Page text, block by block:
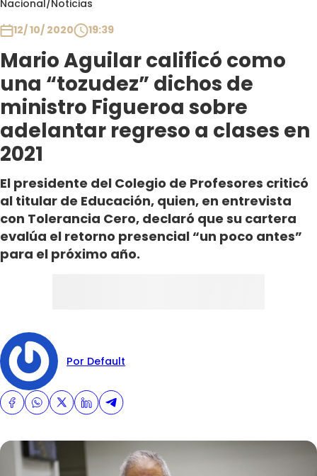
Nacional/Noticias
12/ 10/ 2020
19:39
Mario Aguilar calificó como
una “tozudez” dichos de
ministro Figueroa sobre
adelantar regreso a clases en
2021
El presidente del Colegio de Profesores criticó
al titular de Educación, quien, en entrevista
con Tolerancia Cero, declaró que su cartera
evalúa el retorno presencial “un poco antes”
para el próximo año.
Por Default
Club De La Comedia
Contigo en Directo
Plan Perfecto
El Tiempo
Sabingo
Todos Los Programas